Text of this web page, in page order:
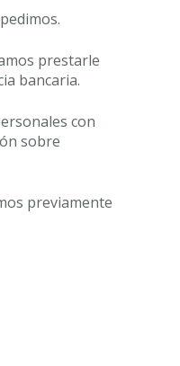
prestarle
bancaria.
con
sobre
previamente